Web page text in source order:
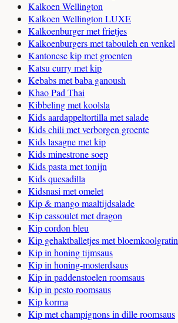
Kalkoen Wellington
Kalkoen Wellington LUXE
Kalkoenburger met frietjes
Kalkoenburgers met tabouleh en venkel
Kantonese kip met groenten
Katsu curry met kip
Kebabs met baba ganoush
Khao Pad Thai
Kibbeling met koolsla
Kids aardappeltortilla met salade
Kids chili met verborgen groente
Kids lasagne met kip
Kids minestrone soep
Kids pasta met tonijn
Kids quesadilla
Kidsnasi met omelet
Kip & mango maaltijdsalade
Kip cassoulet met dragon
Kip cordon bleu
Kip gehaktballetjes met bloemkoolgratin
Kip in honing tijmsaus
Kip in honing-mosterdsaus
Kip in paddenstoelen roomsaus
Kip in pesto roomsaus
Kip korma
Kip met champignons in dille roomsaus